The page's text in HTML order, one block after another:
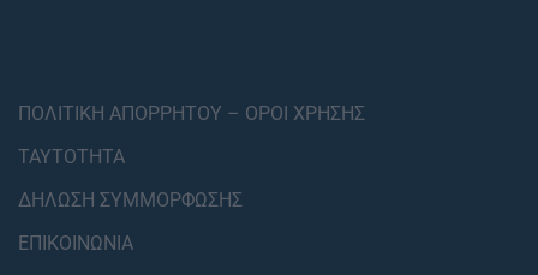
ΠΟΛΙΤΙΚΗ ΑΠΟΡΡΗΤΟΥ – ΟΡΟΙ ΧΡΗΣΗΣ
ΤΑΥΤΟΤΗΤΑ
ΔΗΛΩΣΗ ΣΥΜΜΟΡΦΩΣΗΣ
ΕΠΙΚΟΙΝΩΝΙΑ